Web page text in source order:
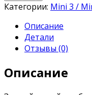
Категории: Mini 3 /
Описание
Детали
Отзывы (0)
Описание